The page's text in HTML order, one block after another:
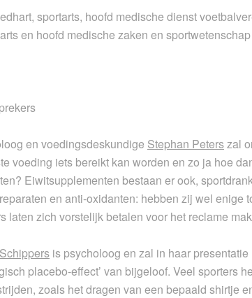
sportarts, hoofd medische dienst
en hoofd medische zaken en
en voedingsdeskundige Stephan Peterszal
voeding iets bereikt kan worden en zo ja hoe
Eiwitsupplementen bestaan er ook,
en anti-oxidanten: hebben zij wel enige
laten zich vorstelijk betalen voor het reclame
is psycholoog en zal in haar
placebo-effect’ van bijgeloof. Veel sporters
zoals het dragen van een bepaald shirtje